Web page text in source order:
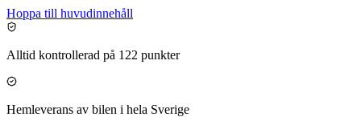
Hoppa till huvudinnehåll
Alltid kontrollerad på 122 punkter
Hemleverans av bilen i hela Sverige